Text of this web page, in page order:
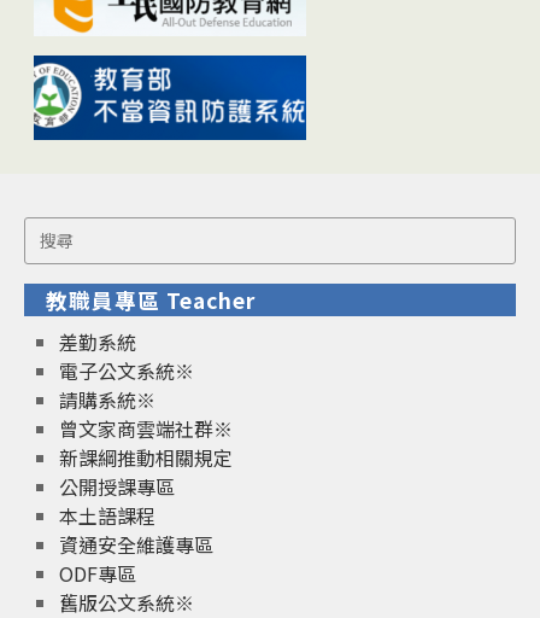
Search
for:
教職員專區 Teacher
差勤系統
電子公文系統※
請購系統※
曾文家商雲端社群※
新課綱推動相關規定
公開授課專區
本土語課程
資通安全維護專區
ODF專區
舊版公文系統※